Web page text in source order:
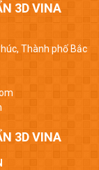
3D VINA
Thành phố Bắc
3D VINA